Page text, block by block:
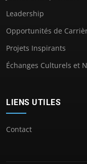
Leadership
Opportunités de
Projets Inspirants
Échanges Culturels et
LIENS UTILES
Contact